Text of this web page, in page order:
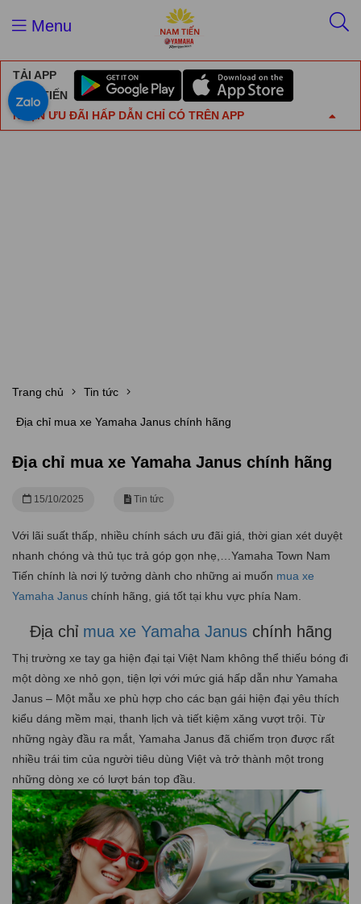
Menu
TẢI APP
NAM TIẾN
NHẬN ƯU ĐÃI HẤP DẪN CHỈ CÓ TRÊN APP
Trang chủ Tin tức
Địa chỉ mua xe Yamaha Janus chính hãng
Địa chỉ mua xe Yamaha Janus chính hãng
15/10/2025 Tin tức
Với lãi suất thấp, nhiều chính sách ưu đãi giá, thời gian xét duyệt
nhanh chóng và thủ tục trả góp gọn nhẹ,…Yamaha Town Nam
Tiến chính là nơi lý tưởng dành cho những ai muốn mua xe
Yamaha Janus chính hãng, giá tốt tại khu vực phía Nam.
Địa chỉ mua xe Yamaha Januschính hãng
Thị trường xe tay ga hiện đại tại Việt Nam không thể thiếu bóng đi
một dòng xe nhỏ gọn, tiện lợi với mức giá hấp dẫn như Yamaha
Janus – Một mẫu xe phù hợp cho các bạn gái hiện đại yêu thích
kiểu dáng mềm mại, thanh lịch và tiết kiệm xăng vượt trội. Từ
những ngày đầu ra mắt, Yamaha Janus đã chiếm trọn được rất
nhiều trái tim của người tiêu dùng Việt và trở thành một trong
những dòng xe có lượt bán top đầu.